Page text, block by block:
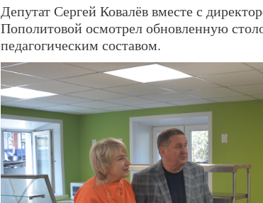
Депутат Сергей Ковалёв вместе с
Пополитовой осмотрел обновленную
педагогическим составом.